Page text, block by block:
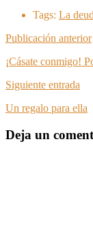
Tags: La
Publicación anterior
¡Cásate conmigo!
Siguiente entrada
Un regalo para ella
Deja un